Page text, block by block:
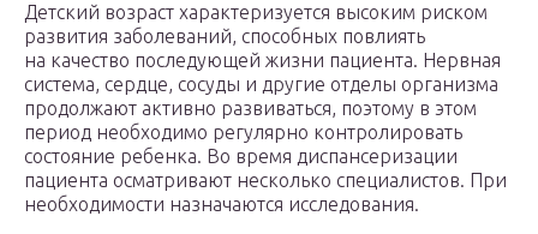
Детский возраст характеризуется высоким риском
развития заболеваний, способных повлиять
на качество последующей жизни пациента. Нервная
система, сердце, сосуды и другие отделы организма
продолжают активно развиваться, поэтому в этом
период необходимо регулярно контролировать
состояние ребенка. Во время диспансеризации
пациента осматривают несколько специалистов. При
необходимости назначаются исследования.